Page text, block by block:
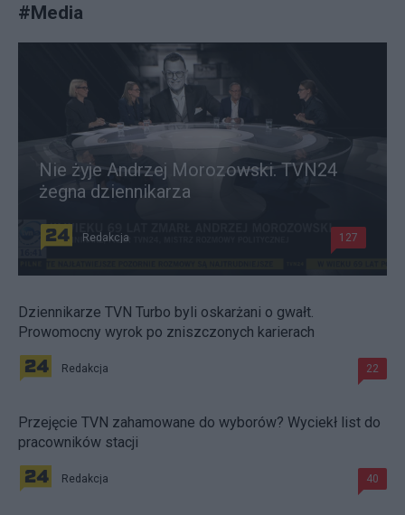
#Media
Nie żyje Andrzej Morozowski. TVN24
żegna dziennikarza
Redakcja 127
Dziennikarze TVN Turbo byli oskarżani o gwałt.
Prowomocny wyrok po zniszczonych karierach
Redakcja 22
Przejęcie TVN zahamowane do wyborów? Wyciekł list do
pracowników stacji
Redakcja 40